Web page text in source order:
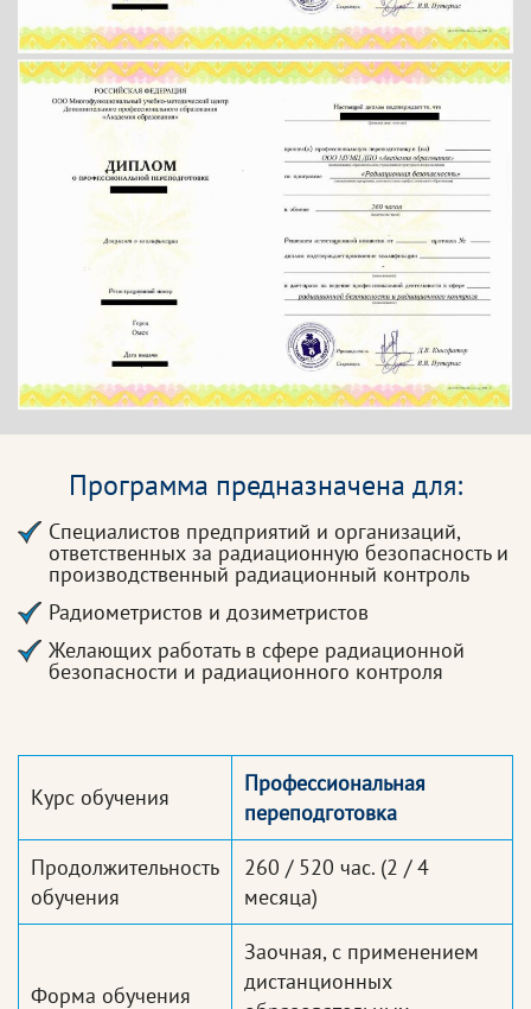
Программа предназначена для:
Специалистов предприятий и организаций,
ответственных за радиационную безопасность и
производственный радиационный контроль
Радиометристов и дозиметристов
Желающих работать в сфере радиационной
безопасности и радиационного контроля
Курс обучения
Профессиональная
переподготовка
Продолжительность
обучения
260 / 520 час. (2 / 4
месяца)
Форма обучения
Заочная, с применением
дистанционных